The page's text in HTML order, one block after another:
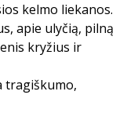
kelmo liekanos.
apie ulyčią, pilną
kryžius ir
tragiškumo,